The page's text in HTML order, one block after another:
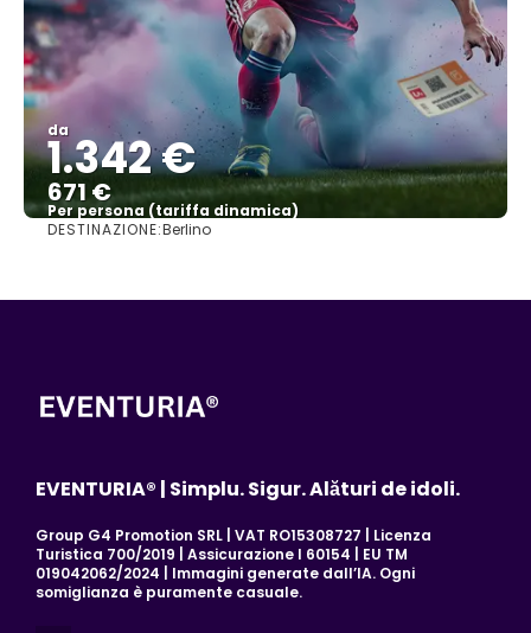
da
1.342 €
671 €
Per persona (tariffa dinamica)
DESTINAZIONE:Berlino
EVENTURIA® | Simplu. Sigur. Alături de idoli.
Group G4 Promotion SRL | VAT RO15308727 | Licenza
Turistica 700/2019 | Assicurazione I 60154 | EU TM
019042062/2024 | Immagini generate dall’IA. Ogni
somiglianza è puramente casuale.